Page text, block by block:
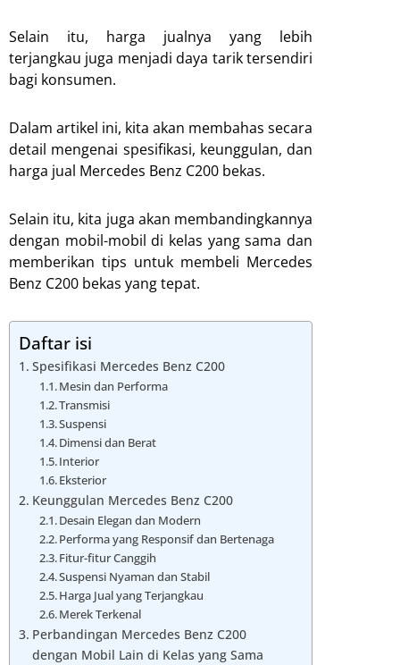
Selain itu, harga jualnya yang lebih
terjangkau juga menjadi daya tarik tersendiri
bagi konsumen.
Dalam artikel ini, kita akan membahas secara
detail mengenai spesifikasi, keunggulan, dan
harga jual Mercedes Benz C200 bekas.
Selain itu, kita juga akan membandingkannya
dengan mobil-mobil di kelas yang sama dan
memberikan tips untuk membeli Mercedes
Benz C200 bekas yang tepat.
Daftar isi
Spesifikasi Mercedes Benz C200
Mesin dan Performa
Transmisi
Suspensi
Dimensi dan Berat
Interior
Eksterior
Keunggulan Mercedes Benz C200
Desain Elegan dan Modern
Performa yang Responsif dan Bertenaga
Fitur-fitur Canggih
Suspensi Nyaman dan Stabil
Harga Jual yang Terjangkau
Merek Terkenal
Perbandingan Mercedes Benz C200
dengan Mobil Lain di Kelas yang Sama